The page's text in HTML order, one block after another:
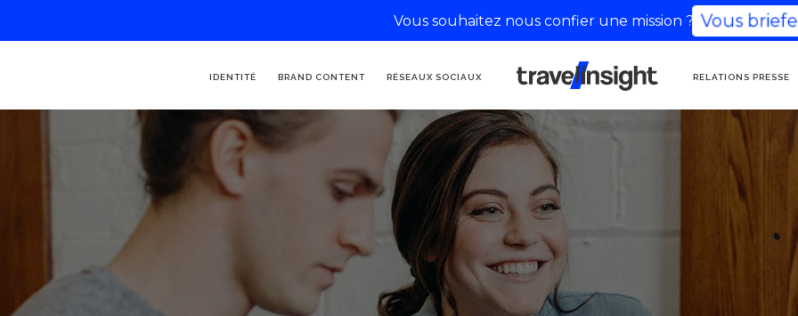
IDENTITÉ BRAND CONTENT RÉSEAUX SOCIAUX
AGENCE DE
COMMUNICATION
RELATIONS PRESSE
Vous souhaitez nous confier une mission ? Vous briefer